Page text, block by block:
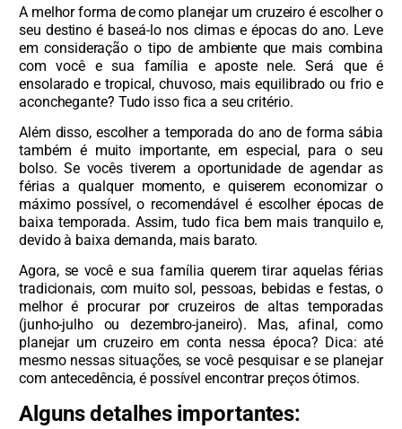
A melhor forma de como planejar um cruzeiro é escolher o
seu destino é baseá-lo nos climas e épocas do ano. Leve
em consideração o tipo de ambiente que mais combina
com você e sua família e aposte nele. Será que é
ensolarado e tropical, chuvoso, mais equilibrado ou frio e
aconchegante? Tudo isso fica a seu critério.
Além disso, escolher a temporada do ano de forma sábia
também é muito importante, em especial, para o seu
bolso. Se vocês tiverem a oportunidade de agendar as
férias a qualquer momento, e quiserem economizar o
máximo possível, o recomendável é escolher épocas de
baixa temporada. Assim, tudo fica bem mais tranquilo e,
devido à baixa demanda, mais barato.
Agora, se você e sua família querem tirar aquelas férias
tradicionais, com muito sol, pessoas, bebidas e festas, o
melhor é procurar por cruzeiros de altas temporadas
(junho-julho ou dezembro-janeiro). Mas, afinal, como
planejar um cruzeiro em conta nessa época? Dica: até
mesmo nessas situações, se você pesquisar e se planejar
com antecedência, é possível encontrar preços ótimos.
Alguns detalhes importantes: